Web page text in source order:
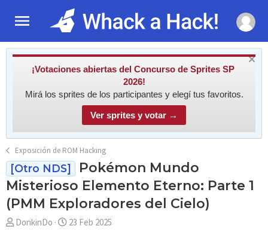
¡Votaciones abiertas del Concurso de Sprites SP
2026!
Mirá los sprites de los participantes y elegí tus favoritos.
Ver sprites y votar →
Exposición de ROM Hacking
[Otro NDS]
Pokémon Mundo
Misterioso Elemento Eterno: Parte 1
(PMM Exploradores del Cielo)
A
DonkinDo
F
23 Feb 2025